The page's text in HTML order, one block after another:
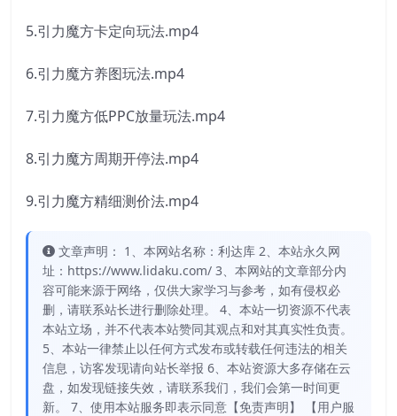
5.引力魔方卡定向玩法.mp4
6.引力魔方养图玩法.mp4
7.引力魔方低PPC放量玩法.mp4
8.引力魔方周期开停法.mp4
9.引力魔方精细测价法.mp4
文章声明： 1、本网站名称：利达库 2、本站永久网
址：https://www.lidaku.com/ 3、本网站的文章部分内
容可能来源于网络，仅供大家学习与参考，如有侵权必
删，请联系站长进行删除处理。 4、本站一切资源不代表
本站立场，并不代表本站赞同其观点和对其真实性负责。
5、本站一律禁止以任何方式发布或转载任何违法的相关
信息，访客发现请向站长举报 6、本站资源大多存储在云
盘，如发现链接失效，请联系我们，我们会第一时间更
新。 7、使用本站服务即表示同意【免责声明】 【用户服